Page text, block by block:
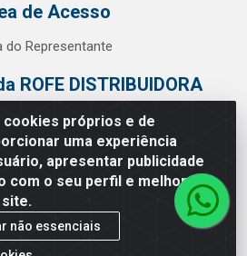
próprios e de
uma experiência
apresentar publicidade
com o seu perfil e melhorar a
site.
não essenciais
de Acesso
do Representante
ROFE DISTRIBUIDORA